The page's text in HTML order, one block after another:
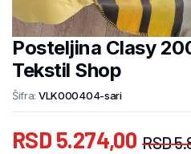
Posteljina Clasy
Tekstil Shop
Šifra: VLK000404-sari
RSD
RSD 5.274,00